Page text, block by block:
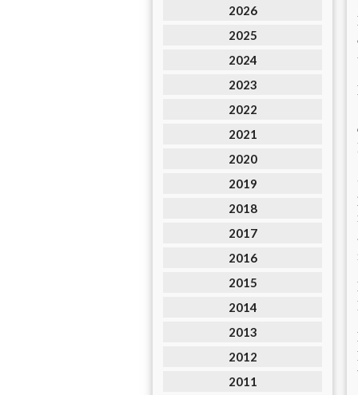
2026
2025
2024
2023
2022
2021
2020
2019
2018
2017
2016
2015
2014
2013
2012
2011